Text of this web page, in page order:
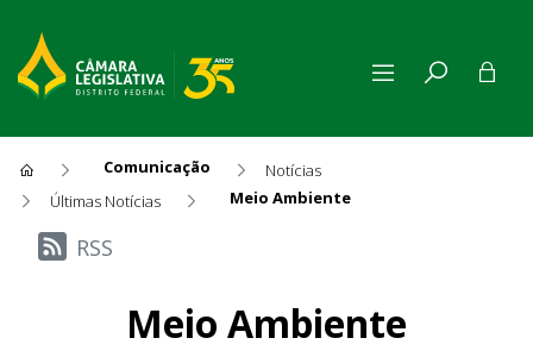
Comunicação
Notícias
Últimas Notícias
Meio Ambiente
Últimas Notícias
RSS
Meio Ambiente